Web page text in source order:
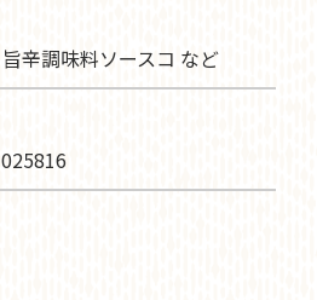
辛調味料ソースコ など